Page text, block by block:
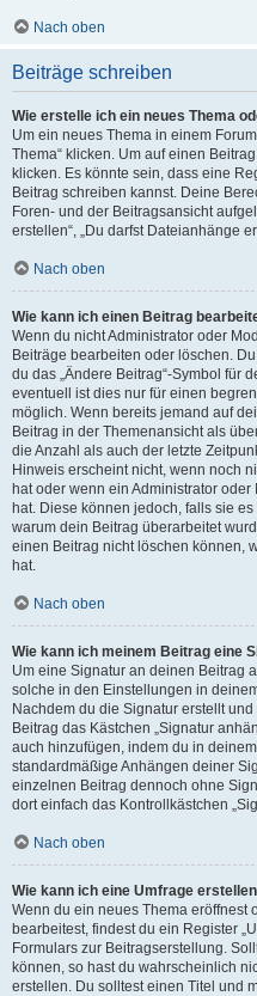
Nach oben
Beiträge schreiben
Wie erstelle ich ein neues Thema
Um ein neues Thema in einem
Thema“ klicken. Um auf einen
klicken. Es könnte sein, dass eine
Beitrag schreiben kannst. Deine
Foren- und der Beitragsansicht
erstellen“, „Du darfst Dateianhänge
Nach oben
Wie kann ich einen Beitrag
Wenn du nicht Administrator oder
Beiträge bearbeiten oder löschen.
du das „Ändere Beitrag“-Symbol für
eventuell ist dies nur für einen
möglich. Wenn bereits jemand auf
Beitrag in der Themenansicht als
die Anzahl als auch der letzte
Hinweis erscheint nicht, wenn noch
hat oder wenn ein Administrator
hat. Diese können jedoch, falls sie
warum dein Beitrag überarbeitet
einen Beitrag nicht löschen können,
hat.
Nach oben
Wie kann ich meinem Beitrag eine
Um eine Signatur an deinen Beitrag
solche in den Einstellungen in
Nachdem du die Signatur erstellt
Beitrag das Kästchen „Signatur
auch hinzufügen, indem du in
standardmäßige Anhängen deiner
einzelnen Beitrag dennoch ohne
dort einfach das Kontrollkästchen
Nach oben
Wie kann ich eine Umfrage
Wenn du ein neues Thema eröffnest
bearbeitest, findest du ein Register
Formulars zur Beitragserstellung.
können, so hast du wahrscheinlich
erstellen. Du solltest einen Titel und